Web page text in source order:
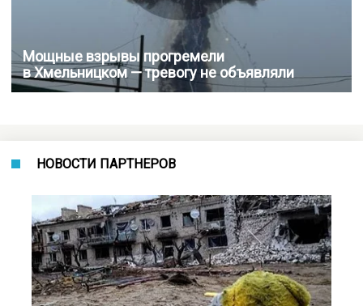
Мощные взрывы прогремели
в Хмельницком — тревогу не объявляли
НОВОСТИ ПАРТНЕРОВ